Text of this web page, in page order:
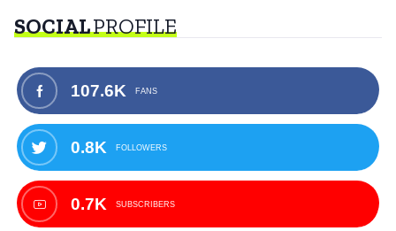
SOCIALPROFILE
107.6K FANS
0.8K FOLLOWERS
0.7K SUBSCRIBERS